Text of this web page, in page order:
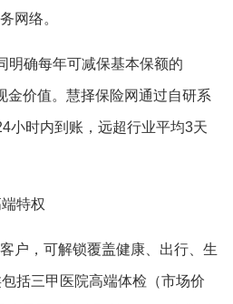
网络。
明确每年可减保基本保额的
金价值。慧择保险网通过自研系
小时内到账，远超行业平均3天
特权
户，可解锁覆盖健康、出行、生
括三甲医院高端体检（市场价